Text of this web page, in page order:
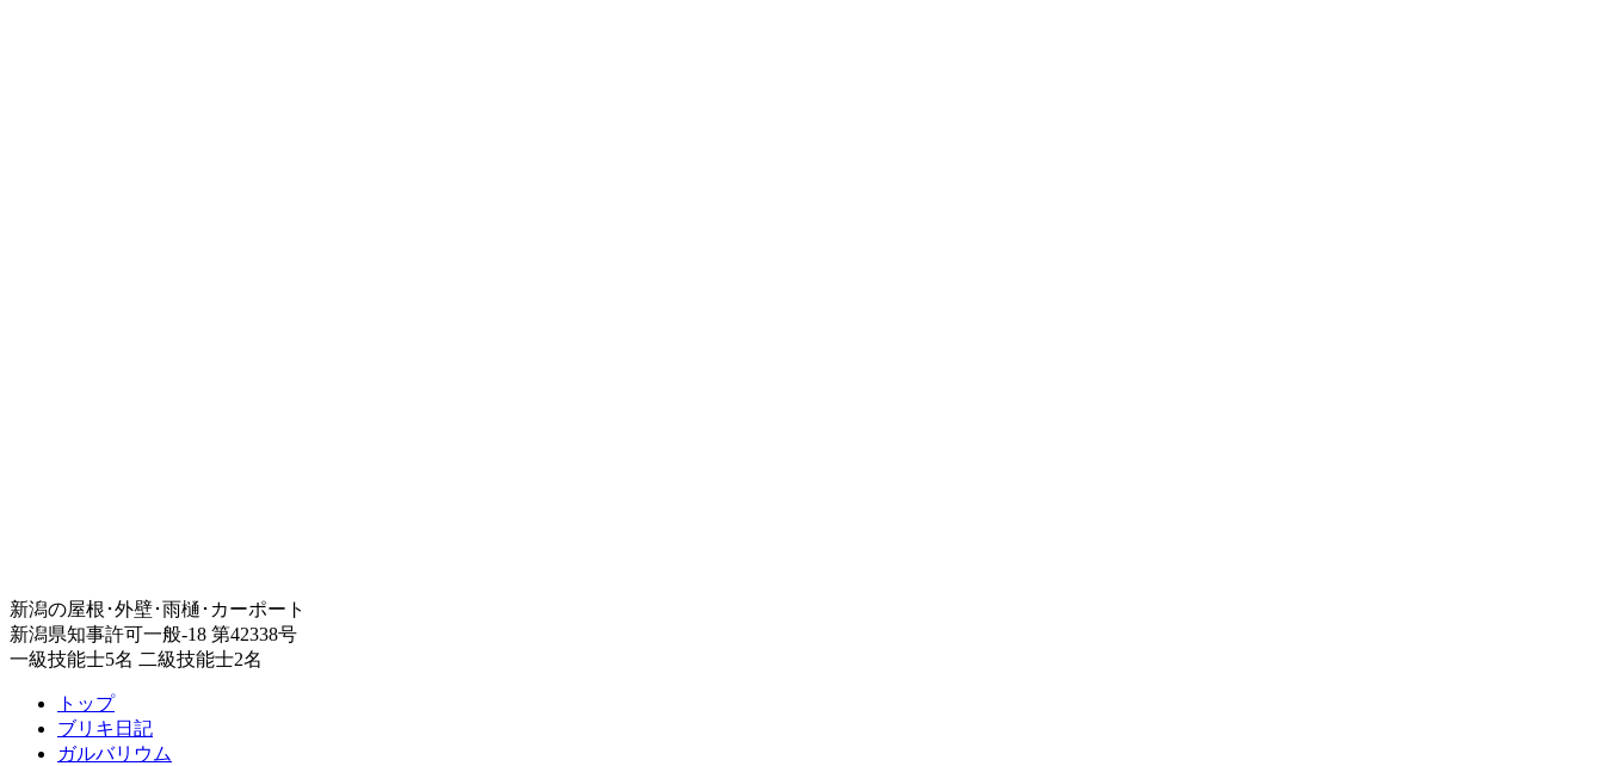
新潟の屋根･外壁･雨樋･カーポート
新潟県知事許可一般-18 第42338号
一級技能士5名 二級技能士2名
トップ
ブリキ日記
ガルバリウム